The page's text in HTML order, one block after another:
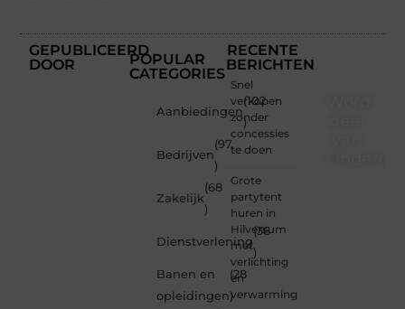
GEPUBLICEERD
DOOR
POPULAR
CATEGORIES
Aanbiedingen
(102
)
Bedrijven
(97
)
Zakelijk
(68
)
Dienstverlening
(36
)
Banen en
opleidingen
(28
)
RECENTE
BERICHTEN
Snel
verkopen
zonder
concessies
te doen
Grote
partytent
huren in
Hilversum
met
verlichting
en
verwarming